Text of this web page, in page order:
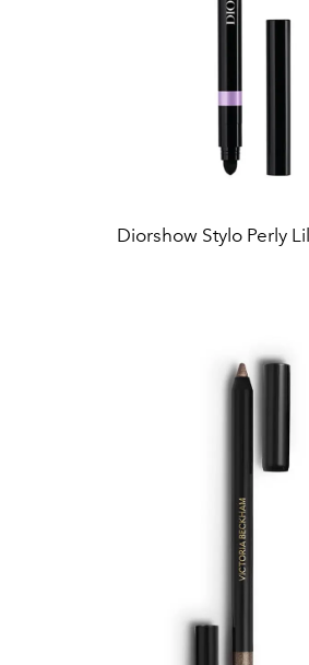
Diorshow Stylo Perly